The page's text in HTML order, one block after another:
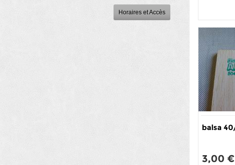
Horaires et Accès
balsa
3,00 €